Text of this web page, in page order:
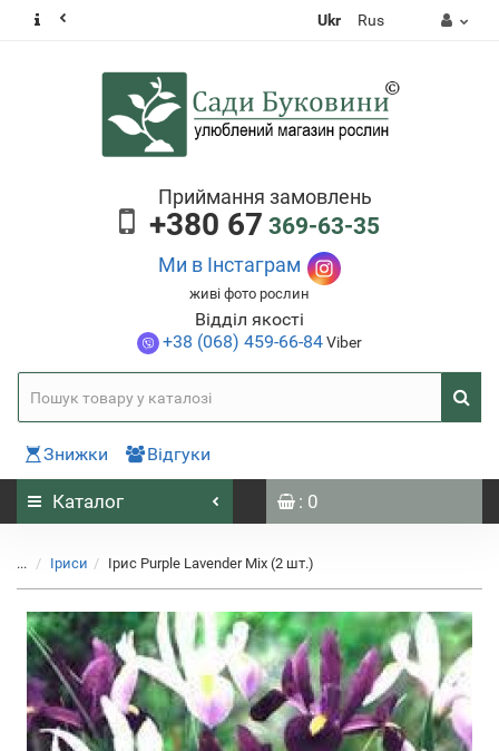
Ukr Rus
Приймання замовлень
+380 67 369-63-35
Ми в Інстаграм
живі фото рослин
Відділ якості
+38 (068) 459-66-84Viber
Знижки Відгуки
Каталог : 0
... Іриси Ірис Purple Lavender Mix (2 шт.)